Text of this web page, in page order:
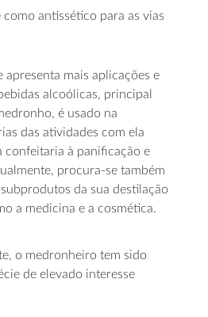
antissético para as vias
apresenta mais aplicações e
alcoólicas, principal
é usado na
das atividades com ela
confeitaria à panificação e
procura-se também
da sua destilação
a medicina e a cosmética.
o medronheiro tem sido
de elevado interesse